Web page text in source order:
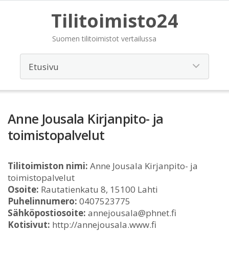
Tilitoimisto24
Suomen tilitoimistot vertailussa
Anne Jousala Kirjanpito- ja
toimistopalvelut
Tilitoimiston nimi: Anne Jousala Kirjanpito- ja
toimistopalvelut
Osoite: Rautatienkatu 8, 15100 Lahti
Puhelinnumero: 0407523775
Sähköpostiosoite: annejousala@phnet.fi
Kotisivut: http://annejousala.www.fi